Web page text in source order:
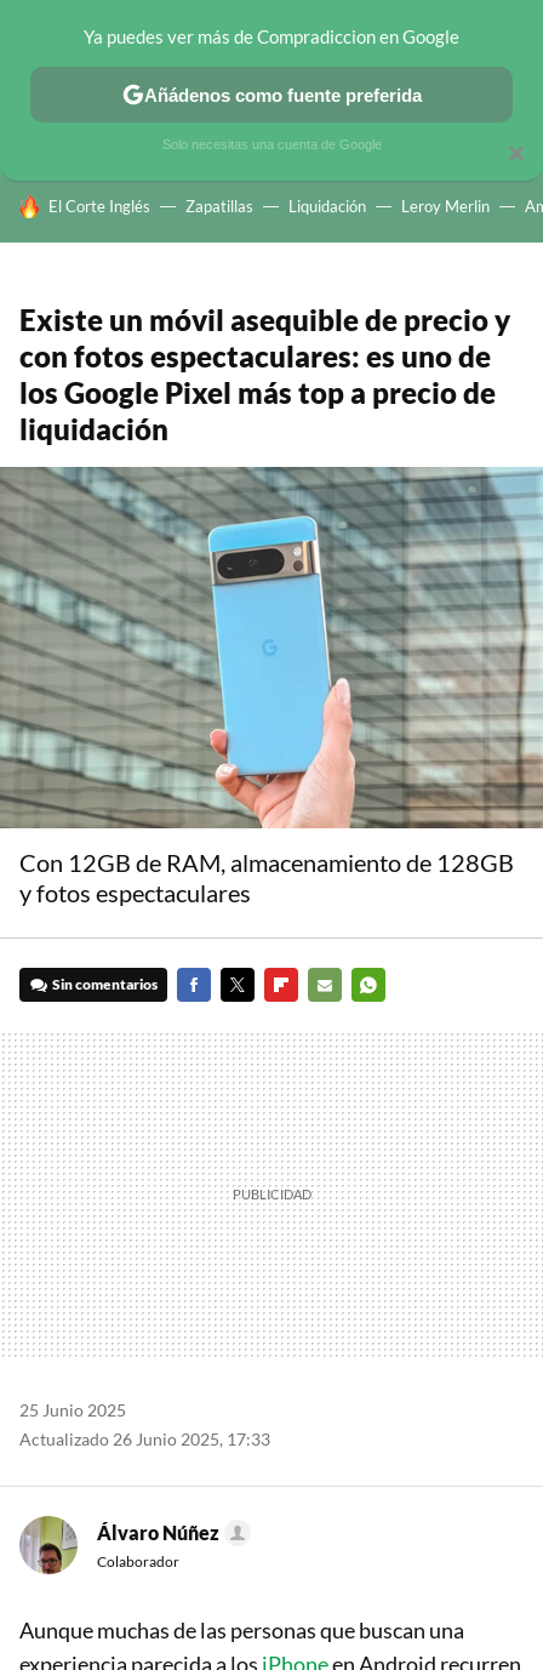
CHOLLOS TELEGRAM OFERTAS EN MÓVILES OFERTAS EN
HOY SE HABLA DE
El Corte Inglés Zapatillas Liquidación Leroy Merlin
Existe un móvil asequible de precio y
con fotos espectaculares: es uno de
los Google Pixel más top a precio de
liquidación
Con 12GB de RAM, almacenamiento de 128GB
y fotos espectaculares
Sin comentarios
MAIL
25 Junio 2025
Actualizado 26 Junio 2025, 17:33
Álvaro Núñez
Colaborador
Aunque muchas de las personas que buscan una
experiencia parecida a los iPhoneen Android recurren
×
Ya puedes ver más de Compradiccion en Google
Añádenos como fuente preferida
Solo necesitas una cuenta de Google